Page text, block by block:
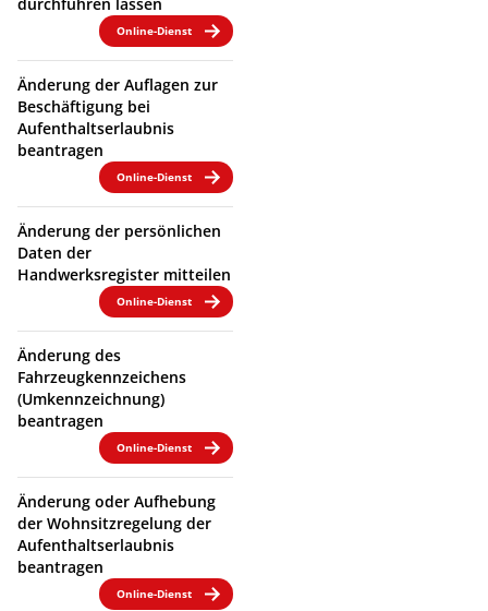
durchführen lassen
Online-Dienst
Änderung der Auflagen zur
Beschäftigung bei
Aufenthaltserlaubnis
beantragen
Online-Dienst
Änderung der persönlichen
Daten der
Handwerksregister mitteilen
Online-Dienst
Änderung des
Fahrzeugkennzeichens
(Umkennzeichnung)
beantragen
Online-Dienst
Änderung oder Aufhebung
der Wohnsitzregelung der
Aufenthaltserlaubnis
beantragen
Online-Dienst